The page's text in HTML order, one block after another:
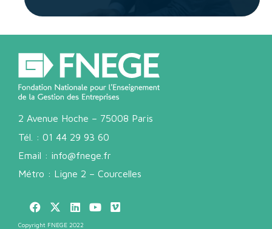
2 Avenue Hoche – 75008 Paris
Tél. : 01 44 29 93 60
Email : info@fnege.fr
Métro : Ligne 2 – Courcelles
Copyright FNEGE 2022